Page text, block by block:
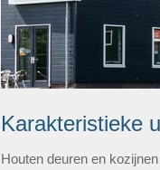
Karakteristieke
Houten deuren en